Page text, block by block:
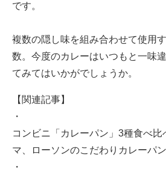
です。
複数の隠し味を組み合わせて使用
数。今度のカレーはいつもと一味
てみてはいかがでしょうか。
【関連記事】
・
コンビニ「カレーパン」3種食べ比
マ、ローソンのこだわりカレーパ
・